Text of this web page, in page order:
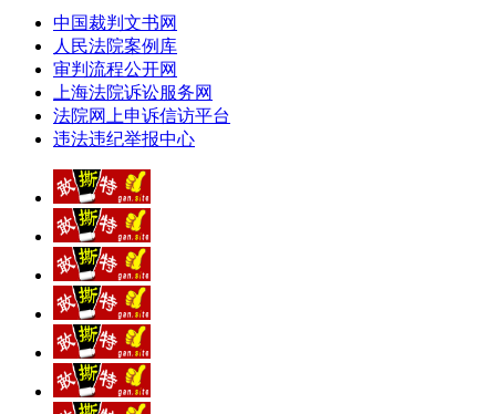
中国裁判文书网
人民法院案例库
审判流程公开网
上海法院诉讼服务网
法院网上申诉信访平台
违法违纪举报中心